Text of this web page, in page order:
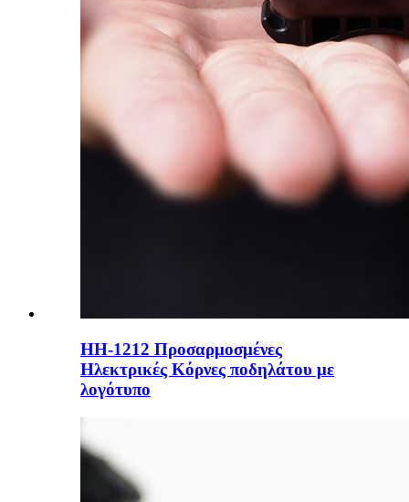
HH-1212 Προσαρμοσμένες
Ηλεκτρικές Κόρνες ποδηλάτου με
λογότυπο